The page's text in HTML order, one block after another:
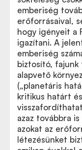
emberiség
erőforrásaival,
hogy igényeit a
igazítani. A
emberiség
biztosító, fajunk
alapvető
(„planetáris
kritikus határt
azaz továbbra
azokat az
létezésünket